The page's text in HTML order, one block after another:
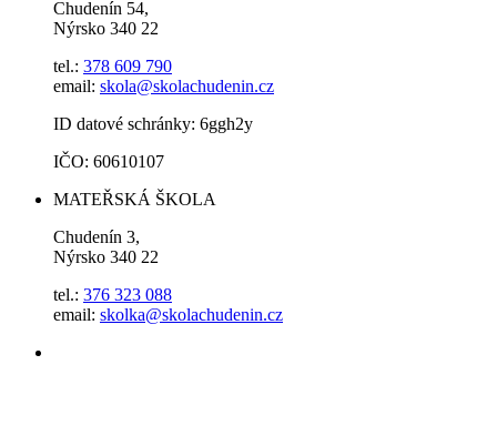
Chudenín 54,
Nýrsko 340 22
tel.: 378 609 790
email: skola@skolachudenin.cz
ID datové schránky: 6ggh2y
IČO: 60610107
MATEŘSKÁ ŠKOLA
Chudenín 3,
Nýrsko 340 22
tel.: 376 323 088
email: skolka@skolachudenin.cz